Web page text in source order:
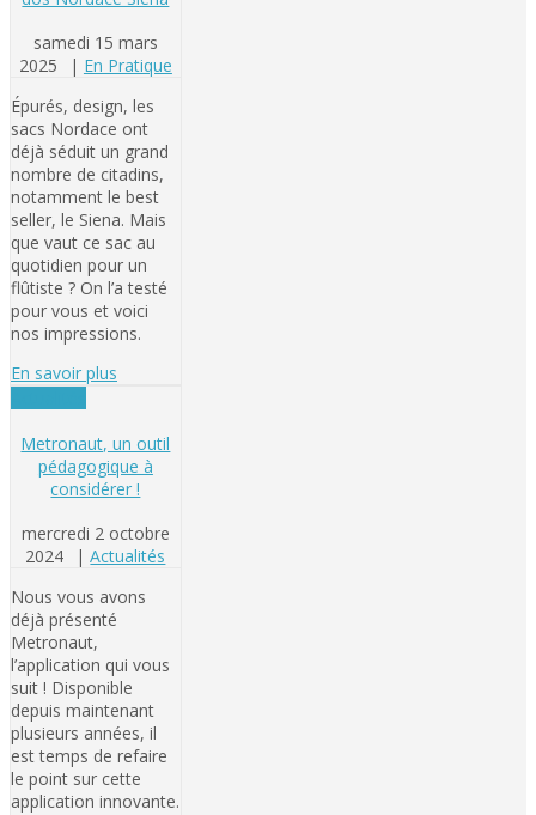
samedi 15 mars
2025
| En Pratique
Épurés, design, les
sacs Nordace ont
déjà séduit un grand
nombre de citadins,
notamment le best
seller, le Siena. Mais
que vaut ce sac au
quotidien pour un
flûtiste ? On l’a testé
pour vous et voici
nos impressions.
En savoir plus
Metronaut, un outil
pédagogique à
considérer !
mercredi 2 octobre
2024
|Actualités
Nous vous avons
déjà présenté
Metronaut,
l’application qui vous
suit ! Disponible
depuis maintenant
plusieurs années, il
est temps de refaire
le point sur cette
application innovante.